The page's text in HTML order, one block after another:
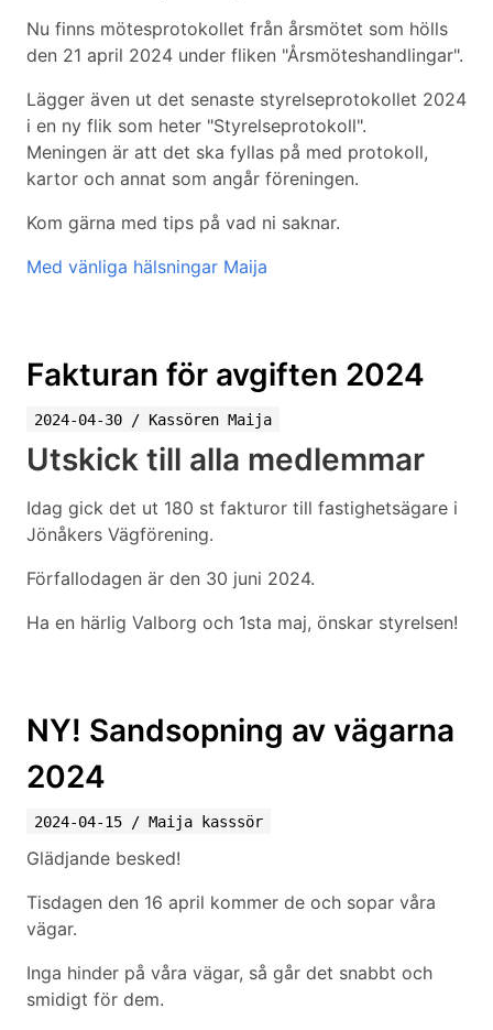
Nu finns mötesprotokollet från årsmötet som hölls
den 21 april 2024 under fliken "Årsmöteshandlingar".
Lägger även ut det senaste styrelseprotokollet 2024
i en ny flik som heter "Styrelseprotokoll".
Meningen är att det ska fyllas på med protokoll,
kartor och annat som angår föreningen.
Kom gärna med tips på vad ni saknar.
Med vänliga hälsningar Maija
Fakturan för avgiften 2024
2024-04-30 / Kassören Maija
Utskick till alla medlemmar
Idag gick det ut 180 st fakturor till fastighetsägare i
Jönåkers Vägförening.
Förfallodagen är den 30 juni 2024.
Ha en härlig Valborg och 1sta maj, önskar styrelsen!
NY! Sandsopning av vägarna
2024
2024-04-15 / Maija kasssör
Glädjande besked!
Tisdagen den 16 april kommer de och sopar våra
vägar.
Inga hinder på våra vägar, så går det snabbt och
smidigt för dem.